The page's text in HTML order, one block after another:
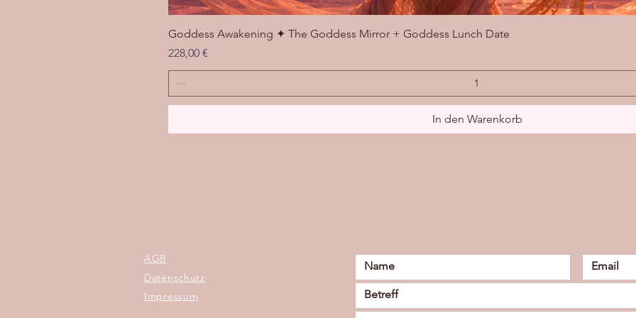
Schnellansicht
Goddess Awakening ✦ The Goddess Mirror + Goddess Lunch Date
Preis
228,00 €
In den Warenkorb
AGB
Datenschutz
Impressum